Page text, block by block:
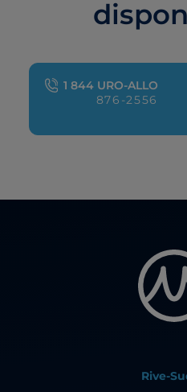
1 844 URO-ALLO
876-2556
Rive-